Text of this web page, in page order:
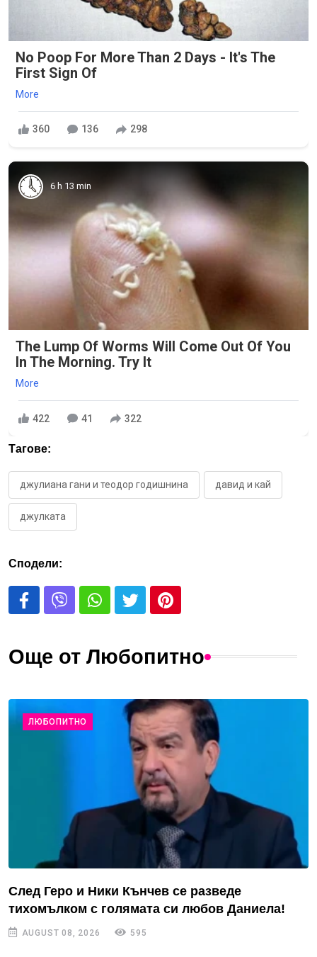
No Poop For More Than 2 Days - It's The
First Sign Of
More
360 136 298
6 h 13 min
The Lump Of Worms Will Come Out Of You
In The Morning. Try It
More
422 41 322
Тагове:
джулиана гани и теодор годишнина давид и кай
джулката
Сподели:
Още от Любопитно
ЛЮБОПИТНО
След Геро и Ники Кънчев се разведе
тихомълком с голямата си любов Даниела!
AUGUST 08, 2026 595